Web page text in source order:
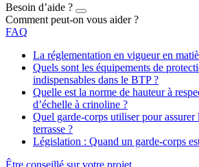
Besoin d’aide ?
Comment peut-on vous aider ?
FAQ
La réglementation en vigueur en
Quels sont les équipements de
indispensables dans le BTP ?
Quelle est la norme de hauteur à
d’échelle à crinoline ?
Quel garde-corps utiliser pour assurer
terrasse ?
Législation : Quand un garde-corps
Être conseillé sur votre projet